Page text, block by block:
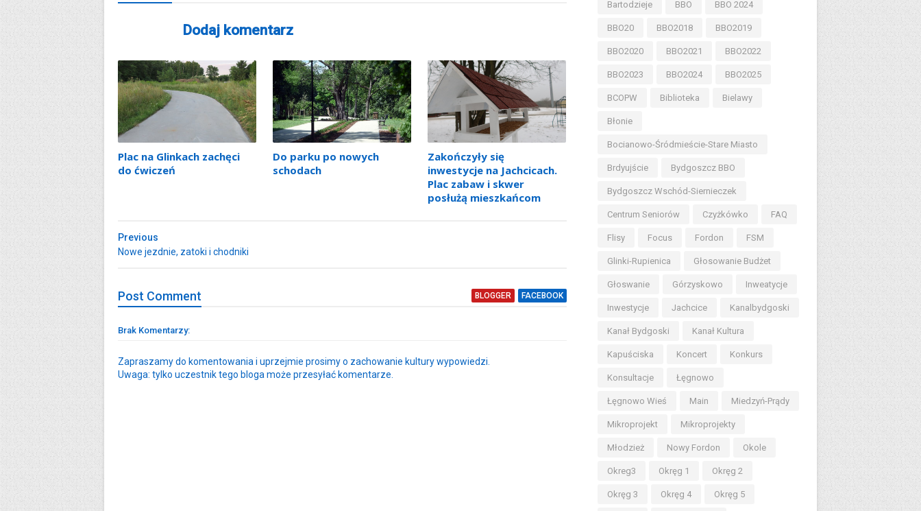
Dodaj komentarz
Plac na Glinkach zachęci
do ćwiczeń
Do parku po nowych
schodach
Zakończyły się
inwestycje na Jachcicach.
Plac zabaw i skwer
posłużą mieszkańcom
Previous
Nowe jezdnie, zatoki i chodniki
Post Comment BLOGGER FACEBOOK
Brak Komentarzy:
Zapraszamy do komentowania i uprzejmie prosimy o zachowanie kultury wypowiedzi.
Uwaga: tylko uczestnik tego bloga może przesyłać komentarze.
Bartodzieje BBO BBO 2024
BBO20 BBO2018 BBO2019
BBO2020 BBO2021 BBO2022
BBO2023 BBO2024 BBO2025
BCOPW Biblioteka Bielawy
Błonie
Bocianowo-Śródmieście-Stare Miasto
Brdyujście Bydgoszcz BBO
Bydgoszcz Wschód-Siernieczek
Centrum Seniorów Czyżkówko FAQ
Flisy Focus Fordon FSM
Glinki-Rupienica Głosowanie Budżet
Głoswanie Górzyskowo Inweatycje
Inwestycje Jachcice Kanalbydgoski
Kanał Bydgoski Kanał Kultura
Kapuściska Koncert Konkurs
Konsultacje Łęgnowo
Łęgnowo Wieś Main Miedzyń-Prądy
Mikroprojekt Mikroprojekty
Młodzież Nowy Fordon Okole
Okreg3 Okręg 1 Okręg 2
Okręg 3 Okręg 4 Okręg 5